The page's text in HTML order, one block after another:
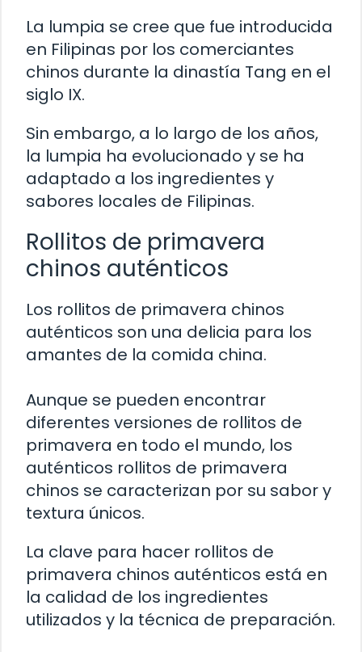
La lumpia se cree que fue introducida
en Filipinas por los comerciantes
chinos durante la dinastía Tang en el
siglo IX.
Sin embargo, a lo largo de los años,
la lumpia ha evolucionado y se ha
adaptado a los ingredientes y
sabores locales de Filipinas.
Rollitos de primavera
chinos auténticos
Los rollitos de primavera chinos
auténticos son una delicia para los
amantes de la comida china.
Aunque se pueden encontrar
diferentes versiones de rollitos de
primavera en todo el mundo, los
auténticos rollitos de primavera
chinos se caracterizan por su sabor y
textura únicos.
La clave para hacer rollitos de
primavera chinos auténticos está en
la calidad de los ingredientes
utilizados y la técnica de preparación.